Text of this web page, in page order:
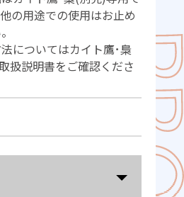
の用途での使用はお止め
法についてはカイト鷹･梟
扱説明書をご確認くださ